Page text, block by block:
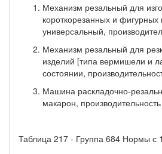
Механизм резальный для
короткорезанных и фигурных
универсальный,
Механизм резальный для
изделий [типа вермишели и
состоянии,
Машина раскладочно-
макарон,
Таблица 217 - Группа 684 Нормы с